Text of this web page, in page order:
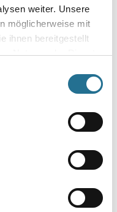
weiter. Unsere
möglicherweise mit
ihnen bereitgestellt
Nutzung der Dienste